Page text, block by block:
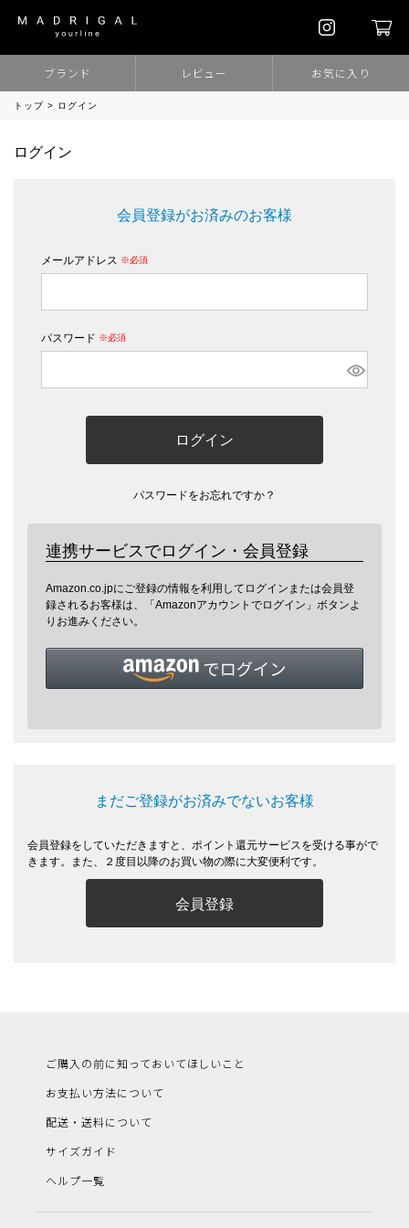
ブランド レビュー お気に入り
トップ ログイン
ログイン
会員登録がお済みのお客様
メールアドレス
(必須)
パスワード
(必須)
ログイン
パスワードをお忘れですか？
連携サービスでログイン・会員登録
Amazon.co.jpにご登録の情報を利用してログインまたは会員登
録されるお客様は、「Amazonアカウントでログイン」ボタンよ
りお進みください。
まだご登録がお済みでないお客様
会員登録をしていただきますと、ポイント還元サービスを受ける事がで
きます。また、２度目以降のお買い物の際に大変便利です。
会員登録
ご購入の前に知っておいてほしいこと
お支払い方法について
配送・送料について
サイズガイド
ヘルプ一覧